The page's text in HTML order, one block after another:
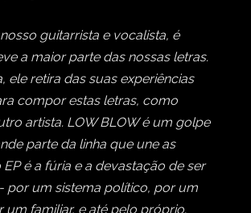
guitarrista e vocalista, é
a maior parte das nossas letras.
ele retira das suas experiências
compor estas letras, como
artista. LOW BLOW é um golpe
parte da linha que une as
é a fúria e a devastação de ser
por um sistema político, por um
um familiar, e até pelo próprio.